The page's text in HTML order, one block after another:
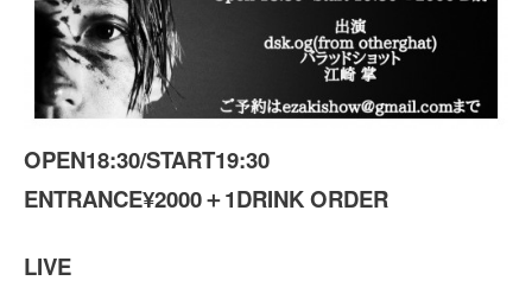
OPEN18:30/START19:30
ENTRANCE¥2000＋1DRINK ORDER
LIVE